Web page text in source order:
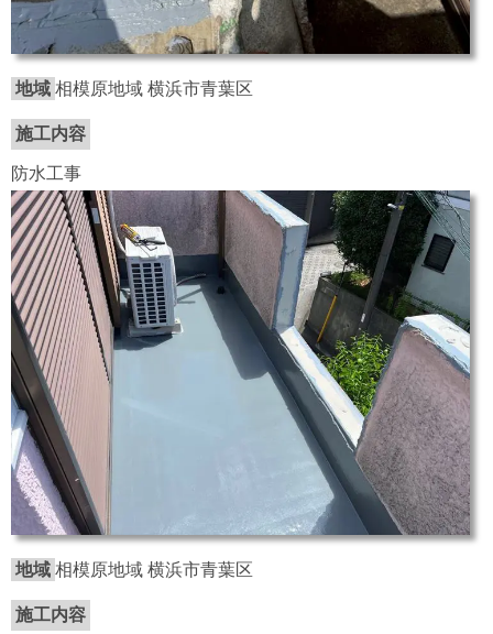
地域 相模原地域 横浜市青葉区
施工内容
防水工事
地域 相模原地域 横浜市青葉区
施工内容